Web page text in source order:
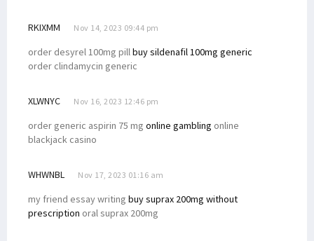
RKIXMM Nov 14, 2023 09:44 pm
order desyrel 100mg pillbuy sildenafil 100mg generic
order clindamycin generic
XLWNYC Nov 16, 2023 12:46 pm
order generic aspirin 75 mg online gambling online
blackjack casino
WHWNBL Nov 17, 2023 01:16 am
my friend essay writing buy suprax 200mg without
prescription oral suprax 200mg